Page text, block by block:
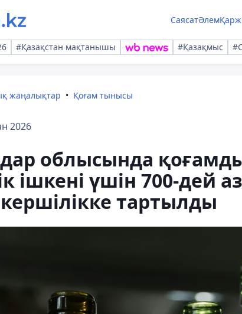
СаясатӘлем
#Қазақстан мақтанышы #Қазақмыс
жаңалықтар Қоғам тынысы
2026
облысында
ішкені үшін 700-дей
тартылды